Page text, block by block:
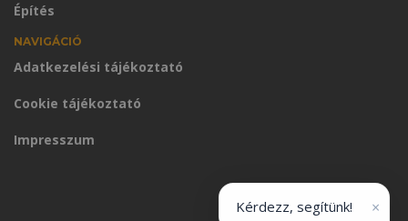
Építés
NAVIGÁCIÓ
Adatkezelési tájékoztató
Cookie tájékoztató
Impresszum
Kérdezz, segítünk! ×